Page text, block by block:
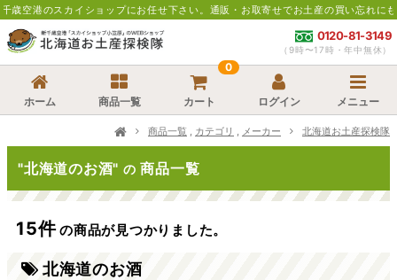
ショップにお任せ下さい。通販・お取寄せでお土産の買い忘れにも便利です。＊ス
0120-81-3149
（9時〜17時・年中無休）
ホーム 商品一覧 カート
0
ログイン メニュー
商品一覧 , カテゴリ , メーカー 北海道お土産探検隊
"北海道のお酒" の 商品一覧
15件の商品が見つかりました。
北海道のお酒